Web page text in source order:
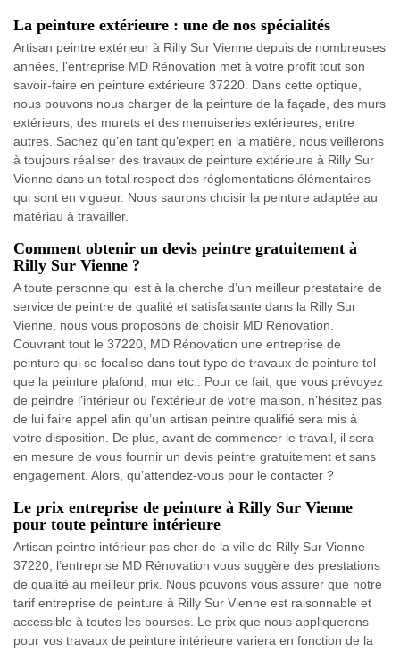
La peinture extérieure : une de nos spécialités
Artisan peintre extérieur à Rilly Sur Vienne depuis de nombreuses
années, l’entreprise MD Rénovation met à votre profit tout son
savoir-faire en peinture extérieure 37220. Dans cette optique,
nous pouvons nous charger de la peinture de la façade, des murs
extérieurs, des murets et des menuiseries extérieures, entre
autres. Sachez qu’en tant qu’expert en la matière, nous veillerons
à toujours réaliser des travaux de peinture extérieure à Rilly Sur
Vienne dans un total respect des réglementations élémentaires
qui sont en vigueur. Nous saurons choisir la peinture adaptée au
matériau à travailler.
Comment obtenir un devis peintre gratuitement à
Rilly Sur Vienne ?
A toute personne qui est à la cherche d’un meilleur prestataire de
service de peintre de qualité et satisfaisante dans la Rilly Sur
Vienne, nous vous proposons de choisir MD Rénovation.
Couvrant tout le 37220, MD Rénovation une entreprise de
peinture qui se focalise dans tout type de travaux de peinture tel
que la peinture plafond, mur etc.. Pour ce fait, que vous prévoyez
de peindre l’intérieur ou l’extérieur de votre maison, n’hésitez pas
de lui faire appel afin qu’un artisan peintre qualifié sera mis à
votre disposition. De plus, avant de commencer le travail, il sera
en mesure de vous fournir un devis peintre gratuitement et sans
engagement. Alors, qu’attendez-vous pour le contacter ?
Le prix entreprise de peinture à Rilly Sur Vienne
pour toute peinture intérieure
Artisan peintre intérieur pas cher de la ville de Rilly Sur Vienne
37220, l’entreprise MD Rénovation vous suggère des prestations
de qualité au meilleur prix. Nous pouvons vous assurer que notre
tarif entreprise de peinture à Rilly Sur Vienne est raisonnable et
accessible à toutes les bourses. Le prix que nous appliquerons
pour vos travaux de peinture intérieure variera en fonction de la